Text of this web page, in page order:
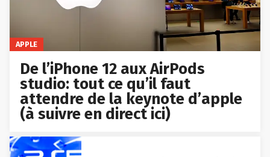
APPLE
De l’iPhone 12 aux AirPods
studio: tout ce qu’il faut
attendre de la keynote d’apple
(à suivre en direct ici)